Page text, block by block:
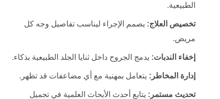
الطبيعية.
تخصيص العلاج: يصمم الإجراء ليناسب تفاصيل وجه كل
مريض.
إخفاء الندبات: يدمج الجروح داخل ثنايا الجلد الطبيعية بذكاء.
إدارة المخاطر: يتعامل بمهنية مع أي مضاعفات قد تظهر.
تحديث مستمر: يتابع أحدث الأبحاث العلمية في تجميل